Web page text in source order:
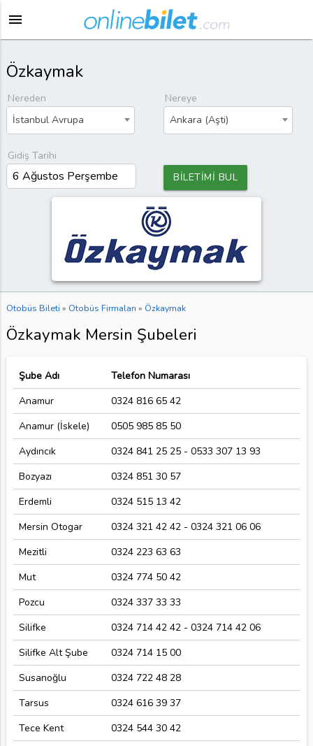
menu
Özkaymak
Nereden
İstanbul Avrupa
Nereye
Ankara (Aşti)
Gidiş Tarihi
BİLETİMİ BUL
Otobüs Bileti » Otobüs Firmaları » Özkaymak
Özkaymak Mersin Şubeleri
Şube Adı
Telefon Numarası
Anamur
0324 816 65 42
Anamur (İskele)
0505 985 85 50
Aydıncık
0324 841 25 25 - 0533 307 13 93
Bozyazı
0324 851 30 57
Erdemli
0324 515 13 42
Mersin Otogar
0324 321 42 42 - 0324 321 06 06
Mezitli
0324 223 63 63
Mut
0324 774 50 42
Pozcu
0324 337 33 33
Silifke
0324 714 42 42 - 0324 714 42 06
Silifke Alt Şube
0324 714 15 00
Susanoğlu
0324 722 48 28
Tarsus
0324 616 39 37
Tece Kent
0324 544 30 42